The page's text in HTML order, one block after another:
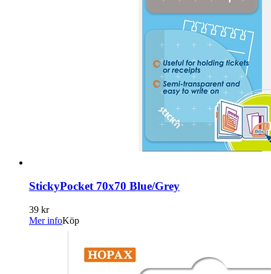
StickyPocket 70x70 Blue/Grey
39 kr
Mer infoKöp